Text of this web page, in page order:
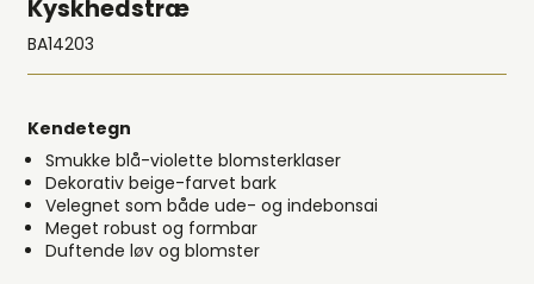
Kyskhedstræ
BA14203
Kendetegn
Smukke blå-violette blomsterklaser
Dekorativ beige-farvet bark
Velegnet som både ude- og indebonsai
Meget robust og formbar
Duftende løv og blomster